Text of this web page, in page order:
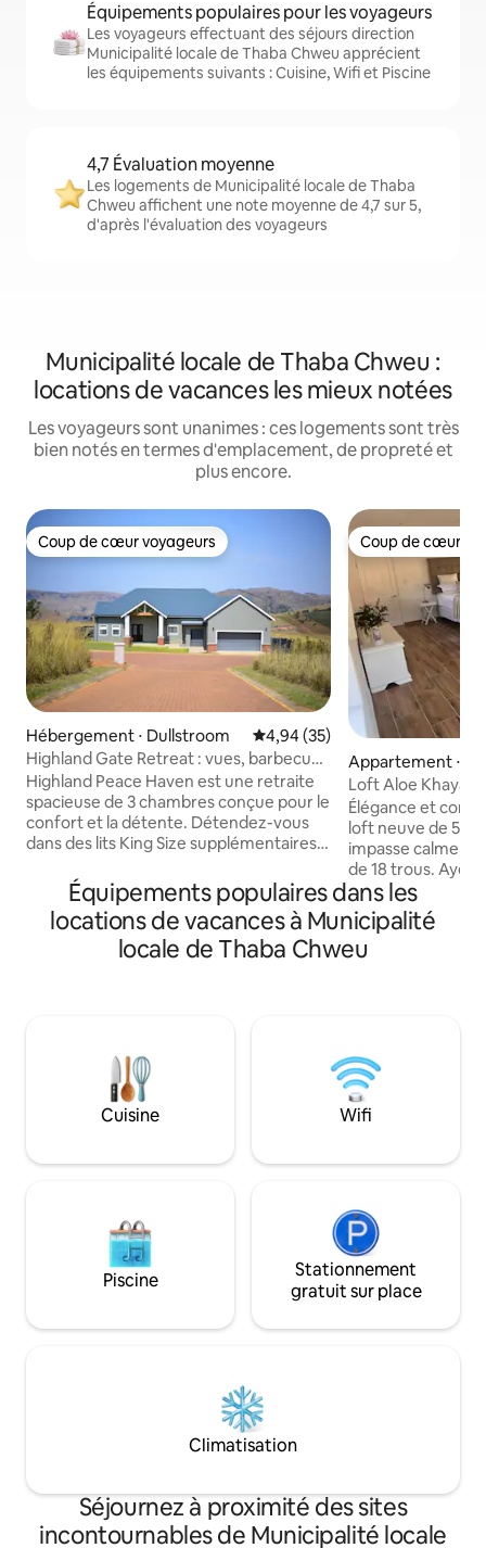
Équipements populaires pour les voyageurs
Les voyageurs effectuant des séjours direction
Municipalité locale de Thaba Chweu apprécient
les équipements suivants : Cuisine, Wifi et Piscine
4,7 Évaluation moyenne
Les logements de Municipalité locale de Thaba
Chweu affichent une note moyenne de 4,7 sur 5,
d'après l'évaluation des voyageurs
Municipalité locale de Thaba Chweu :
locations de vacances les mieux notées
Les voyageurs sont unanimes : ces logements sont très
bien notés en termes d'emplacement, de propreté et
plus encore.
Coup de cœur voyageurs
Coup de cœur voyageurs
Hébergement ⋅ Dullstroom Évaluation moyenne sur la
4,94 (35)
Highland Gate Retreat : vues, barbecue,
cheminée
Highland Peace Haven est une retraite
spacieuse de 3 chambres conçue pour le
confort et la détente. Détendez-vous
dans des lits King Size supplémentaires
luxueux et des couvertures électriques
pour des nuits douillettes. Profitez de la
cheminée intérieure, du Wi-Fi rapide et
d'un système d'onduleur de secours
famille et passer des soirées détendues.
Matériel de pêche à la mouche
disponible sur demande.
Coup de cœur
Coup de cœur
Appartement ⋅
Loft Aloe Khaya
de golf sécurisé
Élégance et
loft neuve de 55
impasse calme
de 18 trous. Ayez
à une sécurité de
l'énergie solaire
jamais à vous
courant. Entrée
et réfrigérateur,
de qualité, de
Télévision à
complet et Wi-Fi
Équipements populaires dans les
locations de vacances à Municipalité
locale de Thaba Chweu
Cuisine Wifi
Piscine
Stationnement
gratuit sur place
Climatisation
Séjournez à proximité des sites
incontournables de Municipalité locale